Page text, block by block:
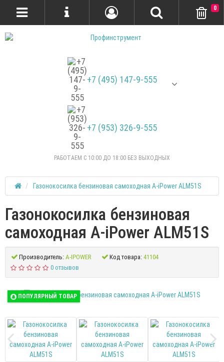
+7 (495) 147-9-555
+7 (953) 326-9-555
РАБОТАЕМ С 10:00 ДО 18:00 БЕЗ ВЫХОДНЫХ
0
Газонокосилка бензиновая самоходная A-iPower ALM51S
Газонокосилка бензиновая
самоходная A-iPower ALM51S
Производитель: A-IPOWER Код товара: 41104
0 отзывов
ПОПУЛЯРНЫЙ ТОВАР